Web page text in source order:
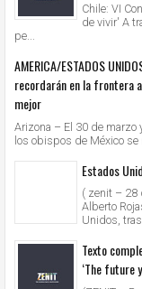
Chile: VI
de vivir' A
pe...
AMERICA/ESTADOS
recordarán en la frontera
mejor
Arizona – El 30 de
los obispos de México se
Estados
( zenit – 28
Alberto
Unidos,
Texto
‘The future